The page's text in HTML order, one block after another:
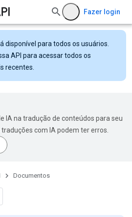
Fazer login
disponível para todos os usuários.
API para acessar todos os
recentes.
IA na tradução de conteúdos para seu
com IA podem ter erros.
Documentos